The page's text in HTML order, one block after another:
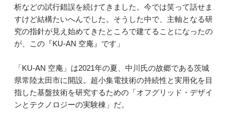
析などの試行錯誤を続けてきました。今では笑って話せま
すけど結構たいへんでした。そうした中で、主軸となる研
究の指針が見え始めてきたところで建てることになったの
が、この『KU-AN 空庵』です」
「KU-AN 空庵」は2021年の夏、中川氏の故郷である茨城
県常陸太田市に開設。超小集電技術の持続性と実用化を目
指した基盤技術を研究するための「オフグリッド・デザイ
ンとテクノロジーの実験棟」だ。